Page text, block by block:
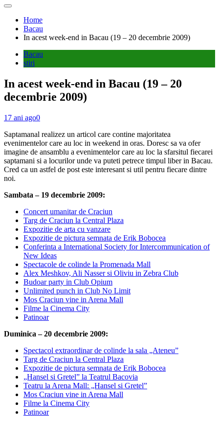
Home
Bacau
In acest week-end in Bacau (19 – 20 decembrie 2009)
Bacau
stiri
In acest week-end in Bacau (19 – 20
decembrie 2009)
17 ani ago0
Saptamanal realizez un articol care contine majoritatea
evenimentelor care au loc in weekend in oras. Doresc sa va ofer
imagine de ansamblu a evenimentelor care au loc la sfarsitul fiecarei
saptamani si a locurilor unde va puteti petrece timpul liber in Bacau.
Cred ca un astfel de post este interesant si util pentru fiecare dintre
noi.
Sambata – 19 decembrie 2009:
Concert umanitar de Craciun
Targ de Craciun la Central Plaza
Expozitie de arta cu vanzare
Expozitie de pictura semnata de Erik Bobocea
Conferinta a International Society for Intercommunication of
New Ideas
Spectacole de colinde la Promenada Mall
Alex Meshkov, Ali Nasser si Oliviu in Zebra Club
Budoar party in Club Opium
Unlimited punch in Club No Limit
Mos Craciun vine in Arena Mall
Filme la Cinema City
Patinoar
Duminica – 20 decembrie 2009:
Spectacol extraordinar de colinde la sala „Ateneu”
Targ de Craciun la Central Plaza
Expozitie de pictura semnata de Erik Bobocea
„Hansel si Gretel” la Teatrul Bacovia
Teatru la Arena Mall: „Hansel si Gretel”
Mos Craciun vine in Arena Mall
Filme la Cinema City
Patinoar